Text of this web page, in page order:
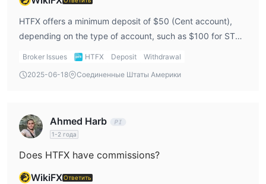
Как открыть счет?
Открытие счета с HTFX - это простой и эффективный
процесс, разработанный для быстрой интеграции новых
Посетите официальный веб-сайт HTFX: Перейдите на веб-
сайт HTFX с помощью веб-браузера.
на главной странице и начните процесс регистрации счета.
Заполните регистрационную форму: Заполните
HTFX offers a minimum deposit of $50 (Cent account),
depending on the type of account, such as $100 for STP
standard accounts, $1000 for Pro and ECN accounts.
Broker Issues HTFX Deposit
Withdrawal
2025-06-18
Соединенные Штаты Америки
Ahmed Harb
1-2 года
Does HTFX have commissions?
WikiFXОтветить